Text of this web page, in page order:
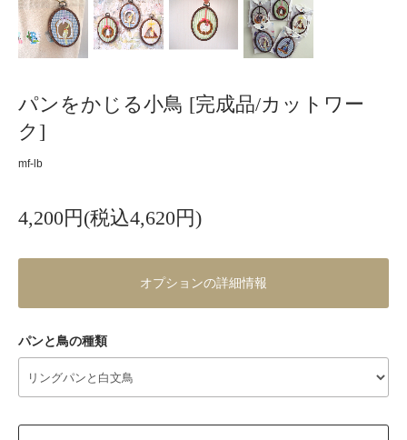
パンをかじる小鳥 [完成品/カットワー
ク]
mf-lb
4,200円(税込4,620円)
オプションの詳細情報
パンと鳥の種類